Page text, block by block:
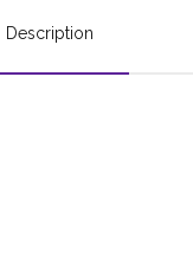
Description